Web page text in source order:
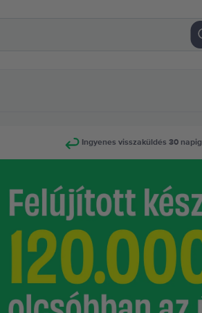
Ingyenes visszaküldés 30 napig